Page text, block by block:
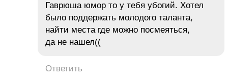
Гаврюша юмор то у тебя убогий. Хотел
было поддержать молодого таланта,
найти места где можно посмеяться,
да не нашел((
Ответить